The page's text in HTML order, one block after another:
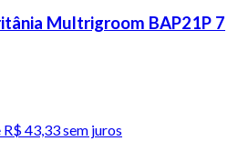
Multrigroom BAP21P 7
R$ 43,33 sem juros